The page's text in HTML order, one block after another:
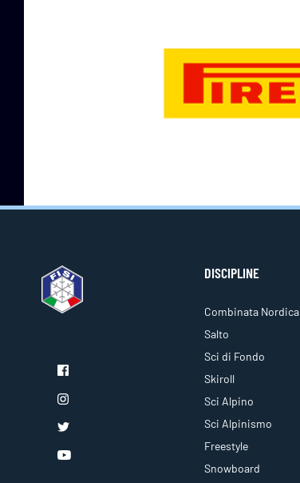
DISCIPLINE
Combinata Nordica
Salto
Sci di Fondo
Skiroll
Sci Alpino
Sci Alpinismo
Freestyle
Snowboard